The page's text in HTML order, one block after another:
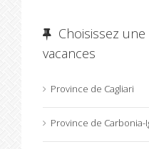
Choisissez
vacances
Province de Cagliari
Province de Carbonia-